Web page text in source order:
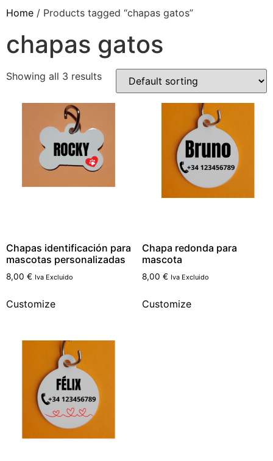
Home / Products tagged “chapas gatos”
chapas gatos
Showing all 3 results
Chapas identificación para
mascotas personalizadas
8,00 € Iva Excluido
Customize
Chapa redonda para
mascota
8,00 € Iva Excluido
Customize